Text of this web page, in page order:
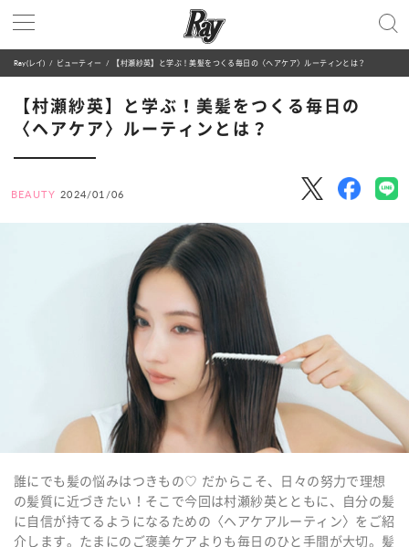
Ray(レイ) ビューティー 【村瀬紗英】と学ぶ！美髪をつくる毎日の〈ヘアケア〉ルーティンとは？
【村瀬紗英】と学ぶ！美髪をつくる毎日の
〈ヘアケア〉ルーティンとは？
BEAUTY 2024/01/06
誰にでも髪の悩みはつきもの♡ だからこそ、日々の努力で理想
の髪質に近づきたい！そこで今回は村瀬紗英とともに、自分の髪
に自信が持てるようになるための〈ヘアケアルーティン〉をご紹
介します。たまにのご褒美ケアよりも毎日のひと手間が大切。髪